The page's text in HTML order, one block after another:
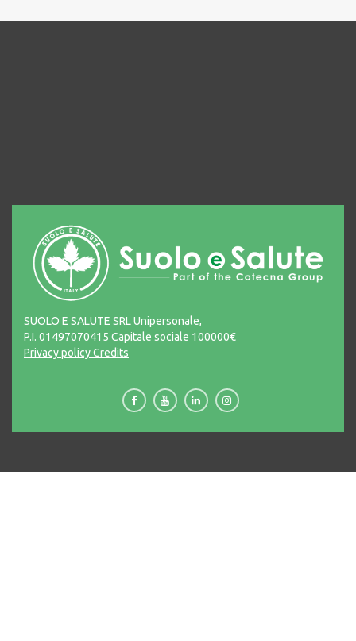
SUOLO E SALUTE SRL Unipersonale,
P.I. 01497070415 Capitale sociale 100000€
Privacy policyCredits